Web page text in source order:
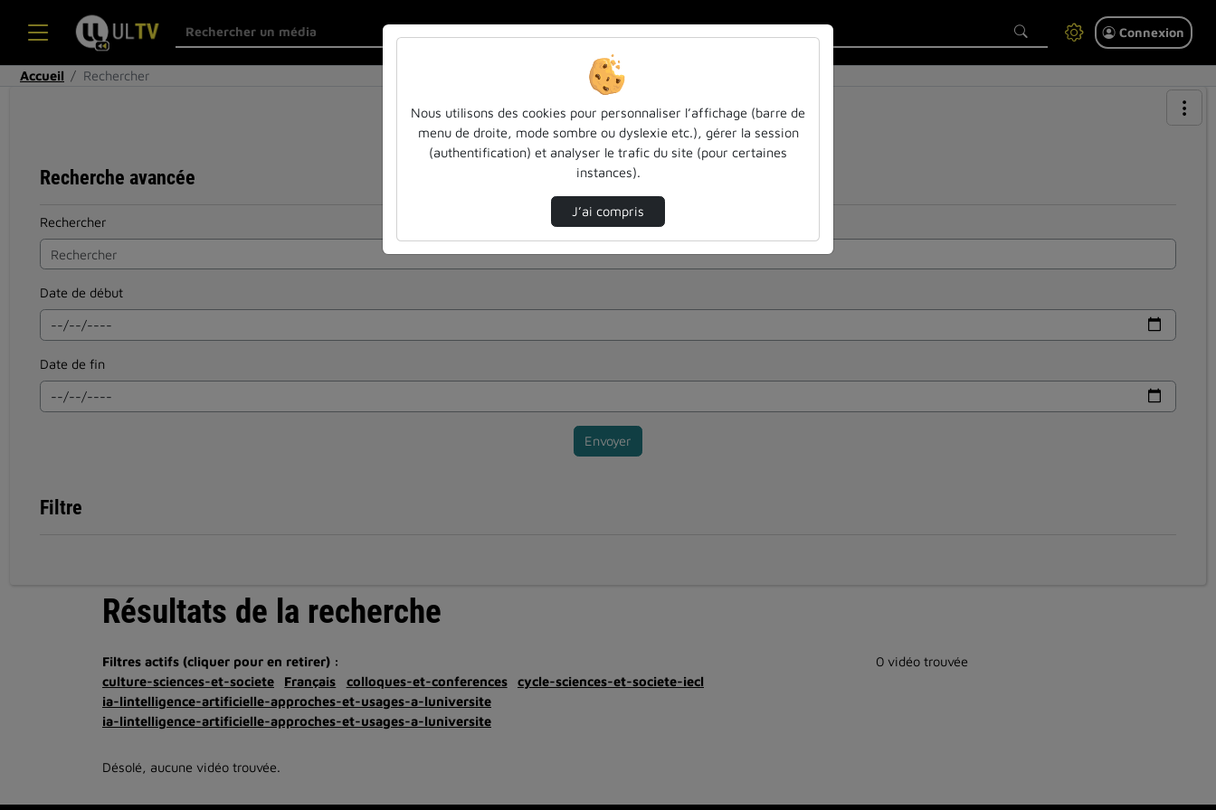
Connexion
Accueil Rechercher
Recherche avancée
Rechercher
Date de début
Date de fin
Envoyer
Filtre
Résultats de la recherche
Filtres actifs (cliquer pour en retirer) :
culture-sciences-et-societe
Français colloques-et-conferences
cycle-sciences-et-societe-iecl
ia-lintelligence-artificielle-approches-et-usages-a-luniversite
ia-lintelligence-artificielle-approches-et-usages-a-luniversite
0 vidéo trouvée
Désolé, aucune vidéo trouvée.
Nous utilisons des cookies pour personnaliser l’affichage (barre de
menu de droite, mode sombre ou dyslexie etc.), gérer la session
(authentification) et analyser le trafic du site (pour certaines
instances).
J’ai compris